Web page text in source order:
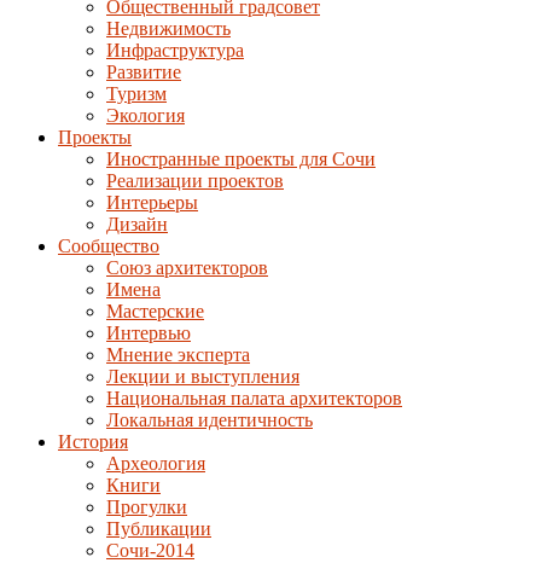
Общественный градсовет
Недвижимость
Инфраструктура
Развитие
Туризм
Экология
Проекты
Иностранные проекты для Сочи
Реализации проектов
Интерьеры
Дизайн
Сообщество
Союз архитекторов
Имена
Мастерские
Интервью
Мнение эксперта
Лекции и выступления
Национальная палата архитекторов
Локальная идентичность
История
Археология
Книги
Прогулки
Публикации
Сочи-2014